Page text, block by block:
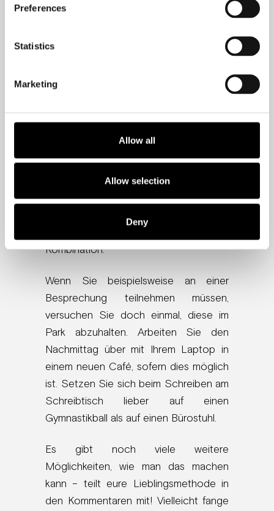
Preferences
Statistics
Marketing
Allow all
Allow selection
Deny
angeborene Bedürfnis an, allerdings auf
Wohlbefindens und der emotionalen
Der beste Weg, um nicht in
setzen, diese Möglichkeit von
vornherein auszuschließen.
Kombinieren Sie dies mit einer
kreativen Methode, um das Streben
Ihres Gehirns nach Neuem anzuregen,
Kombination.
Wenn Sie beispielsweise an einer
Besprechung teilnehmen müssen,
versuchen Sie doch einmal, diese im
Park abzuhalten. Arbeiten Sie den
Nachmittag über mit Ihrem Laptop in
einem neuen Café, sofern dies möglich
ist. Setzen Sie sich beim Schreiben am
Schreibtisch lieber auf einen
Gymnastikball als auf einen Bürostuhl.
Es gibt noch viele weitere
Möglichkeiten, wie man das machen
kann – teilt eure Lieblingsmethode in
den Kommentaren mit! Vielleicht fange